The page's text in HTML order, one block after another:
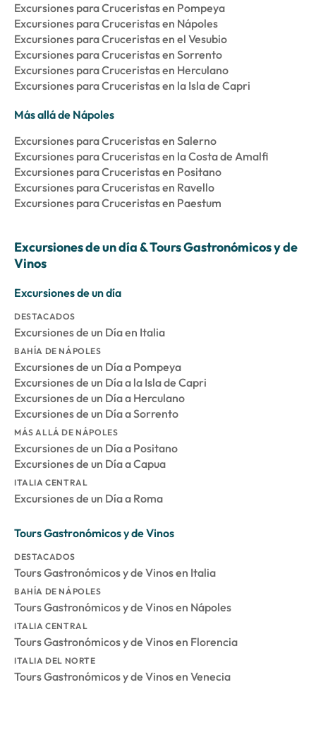
Excursiones para Cruceristas en Pompeya
Excursiones para Cruceristas en Nápoles
Excursiones para Cruceristas en el Vesubio
Excursiones para Cruceristas en Sorrento
Excursiones para Cruceristas en Herculano
Excursiones para Cruceristas en la Isla de Capri
Más allá de Nápoles
Excursiones para Cruceristas en Salerno
Excursiones para Cruceristas en la Costa de Amalfi
Excursiones para Cruceristas en Positano
Excursiones para Cruceristas en Ravello
Excursiones para Cruceristas en Paestum
Excursiones de un día & Tours Gastronómicos y de
Vinos
Excursiones de un día
DESTACADOS
Excursiones de un Día en Italia
BAHÍA DE NÁPOLES
Excursiones de un Día a Pompeya
Excursiones de un Día a la Isla de Capri
Excursiones de un Día a Herculano
Excursiones de un Día a Sorrento
MÁS ALLÁ DE NÁPOLES
Excursiones de un Día a Positano
Excursiones de un Día a Capua
ITALIA CENTRAL
Excursiones de un Día a Roma
Tours Gastronómicos y de Vinos
DESTACADOS
Tours Gastronómicos y de Vinos en Italia
BAHÍA DE NÁPOLES
Tours Gastronómicos y de Vinos en Nápoles
ITALIA CENTRAL
Tours Gastronómicos y de Vinos en Florencia
ITALIA DEL NORTE
Tours Gastronómicos y de Vinos en Venecia